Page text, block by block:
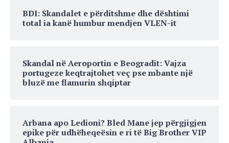
BDI: Skandalet e përditshme dhe dështimi
total ia kanë humbur mendjen VLEN-it
Skandal në Aeroportin e Beogradit: Vajza
portugeze keqtrajtohet veç pse mbante një
bluzë me flamurin shqiptar
Arbana apo Ledioni? Bled Mane jep përgjigjen
epike për udhëheqeësin e ri të Big Brother VIP